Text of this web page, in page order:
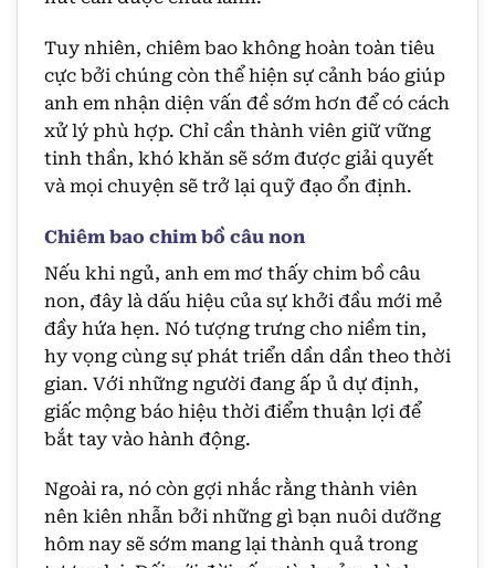
Tuy nhiên, chiêm bao không hoàn toàn tiêu
cực bởi chúng còn thể hiện sự cảnh báo giúp
anh em nhận diện vấn đề sớm hơn để có cách
xử lý phù hợp. Chỉ cần thành viên giữ vững
tinh thần, khó khăn sẽ sớm được giải quyết
và mọi chuyện sẽ trở lại quỹ đạo ổn định.
Chiêm bao chim bồ câu non
Nếu khi ngủ, anh em mơ thấy chim bồ câu
non, đây là dấu hiệu của sự khởi đầu mới mẻ
đầy hứa hẹn. Nó tượng trưng cho niềm tin,
hy vọng cùng sự phát triển dần dần theo thời
gian. Với những người đang ấp ủ dự định,
giấc mộng báo hiệu thời điểm thuận lợi để
bắt tay vào hành động.
Ngoài ra, nó còn gợi nhắc rằng thành viên
nên kiên nhẫn bởi những gì bạn nuôi dưỡng
hôm nay sẽ sớm mang lại thành quả trong